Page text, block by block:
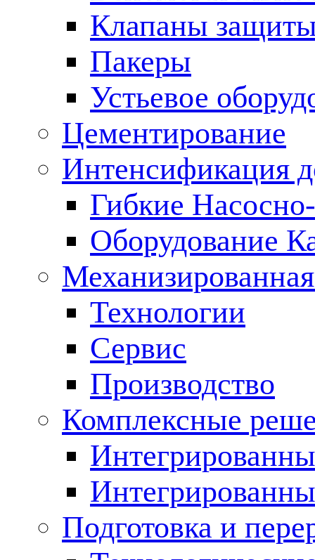
Клапаны
Пакеры
Устьевое
Цементирование
Интенсификация
Гибкие
Оборудование
Технологии
Сервис
Производство
Комплексные
Подготовка и